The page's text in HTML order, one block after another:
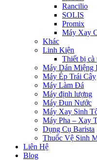
Rancilio
SOLIS
Promix
Máy Xay
Khác
Linh Kiện
Thiết bị cà
Máy Dán Miệng
Máy Ép Trái Cây
Máy Làm Đá
Máy định lượng
Máy Đun Nước
Máy Xay Sinh
Máy Pha – Xay
Dụng Cụ Barista
Thuốc Vệ Sinh
Liên Hệ
Blog